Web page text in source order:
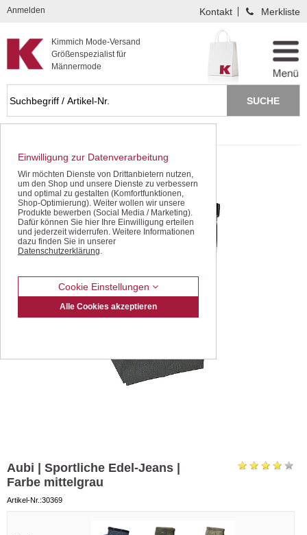
Kompletten Head der Seite überspringen
Kimmich Mode-Versand
Größenspezialist für
Männermode
Anmelden Kontakt Merkliste
Aubi | Sportliche Edel-Jeans |
Farbe mittelgrau
Artikel-Nr.:30369
Einwilligung zur Datenverarbeitung
Wir möchten Dienste von Drittanbietern nutzen,
um den Shop und unsere Dienste zu verbessern
und optimal zu gestalten (Komfortfunktionen,
Shop-Optimierung). Weiter wollen wir unsere
Produkte bewerben (Social Media / Marketing).
Dafür können Sie hier Ihre Einwilligung erteilen
und jederzeit widerrufen. Weitere Informationen
dazu finden Sie in unserer
Datenschutzerklärung.
Cookie Einstellungen
Alle Cookies akzeptieren